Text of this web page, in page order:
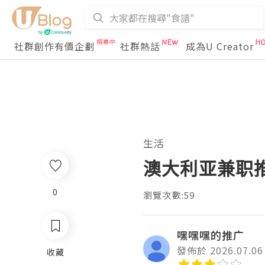
社群創作有價企劃 社群熱話 成為U Creator
生活
澳大利亚兼职
瀏覽次數:59
嘿嘿嘿的推广
發佈於 2026.07.06
0
收藏